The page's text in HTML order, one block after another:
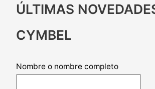
ÚLTIMAS
CYMBEL
Nombre o nombre completo